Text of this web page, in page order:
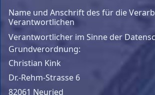
Name und Anschrift des für die
Verantwortlichen
Verantwortlicher im Sinne der
Grundverordnung:
Christian Kink
Dr.-Rehm-Strasse 6
82061 Neuried